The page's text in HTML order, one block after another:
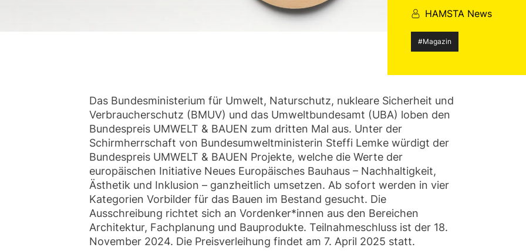
HAMSTA News
#Magazin
Das Bundesministerium für Umwelt, Naturschutz, nukleare Sicherheit und
Verbraucherschutz (BMUV) und das Umweltbundesamt (UBA) loben den
Bundespreis UMWELT & BAUEN zum dritten Mal aus. Unter der
Schirmherrschaft von Bundesumweltministerin Steffi Lemke würdigt der
Bundespreis UMWELT & BAUEN Projekte, welche die Werte der
europäischen Initiative Neues Europäisches Bauhaus – Nachhaltigkeit,
Ästhetik und Inklusion – ganzheitlich umsetzen. Ab sofort werden in vier
Kategorien Vorbilder für das Bauen im Bestand gesucht. Die
Ausschreibung richtet sich an Vordenker*innen aus den Bereichen
Architektur, Fachplanung und Bauprodukte. Teilnahmeschluss ist der 18.
November 2024. Die Preisverleihung findet am 7. April 2025 statt.